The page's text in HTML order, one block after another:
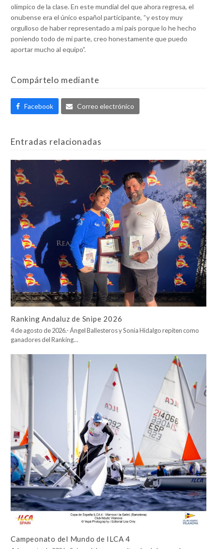
olímpico de la clase. En este mundial del que ahora regresa, el
onubense era el único español participante, “y estoy muy
orgulloso de haber representado a mi país porque lo he hecho
poniendo todo de mi parte, creo honestamente que puedo
aportar mucho al equipo”.
Compártelo mediante
Facebook Correo electrónico
Entradas relacionadas
Ranking Andaluz de Snipe 2026
4 de agosto de 2026.- Ángel Ballesteros y Sonia Hidalgo repiten como
ganadores del Ranking…
Campeonato del Mundo de ILCA 4